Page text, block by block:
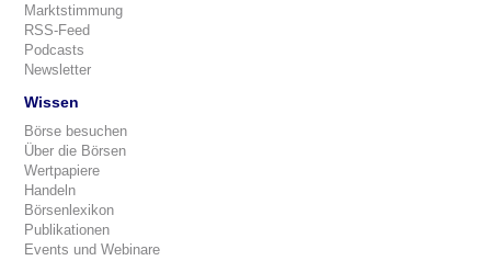
Marktstimmung
RSS-Feed
Podcasts
Newsletter
Wissen
Börse besuchen
Über die Börsen
Wertpapiere
Handeln
Börsenlexikon
Publikationen
Events und Webinare